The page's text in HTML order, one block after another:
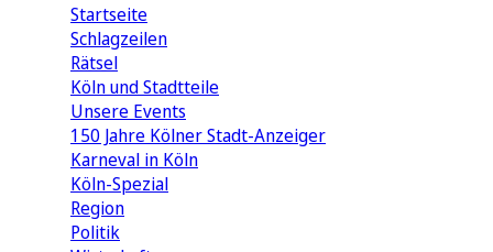
Startseite
Schlagzeilen
Rätsel
Köln und Stadtteile
Unsere Events
150 Jahre Kölner Stadt-Anzeiger
Karneval in Köln
Köln-Spezial
Region
Politik